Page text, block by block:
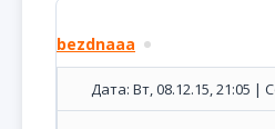
bezdnaaa
Дата: Вт, 08.12.15, 21:05 |